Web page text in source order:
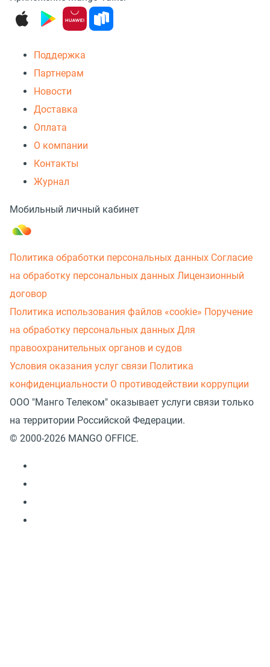
Поддержка
Партнерам
Новости
Доставка
Оплата
О компании
Контакты
Журнал
Мобильный личный кабинет
Политика обработки персональных данных Согласие
на обработку персональных данных Лицензионный
договор
Политика использования файлов «cookie» Поручение
на обработку персональных данных Для
правоохранительных органов и судов
Условия оказания услуг связи Политика
конфиденциальности О противодействии коррупции
ООО "Манго Телеком" оказывает услуги связи только
на территории Российской Федерации.
© 2000-2026 MANGO OFFICE.